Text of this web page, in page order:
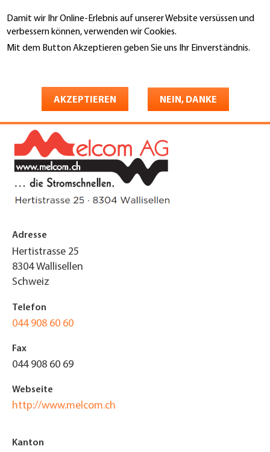
Damit wir Ihr Online-Erlebnis auf unserer Website versüssen und
verbessern können, verwenden wir Cookies.
Mit dem Button Akzeptieren geben Sie uns Ihr Einverständnis.
AKZEPTIEREN NEIN, DANKE
zum
Inhalt
Melcom AG
Adresse
Hertistrasse 25
8304 Wallisellen
Schweiz
Telefon
044 908 60 60
Fax
044 908 60 69
Webseite
http://www.melcom.ch
Kanton